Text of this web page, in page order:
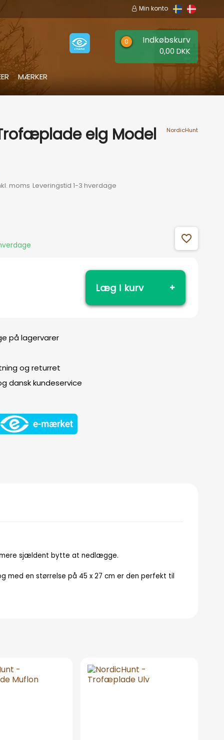
Min konto
Indkøbskurv
0,00 DKK
MÆRKER
elg Model
moms Leveringstid 1-3 hverdage
NordicHunt
favorite_outline
Læg i kurv
på lagervarer
og returret
dansk kundeservice
sjældent bytte at nedlægge.
en størrelse på 45 x 27 cm er den perfekt til